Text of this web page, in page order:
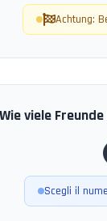
Achtung:
Wie viele
Scegli il